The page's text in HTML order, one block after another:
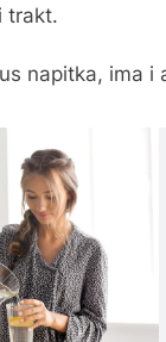
trakt.
napitka, ima